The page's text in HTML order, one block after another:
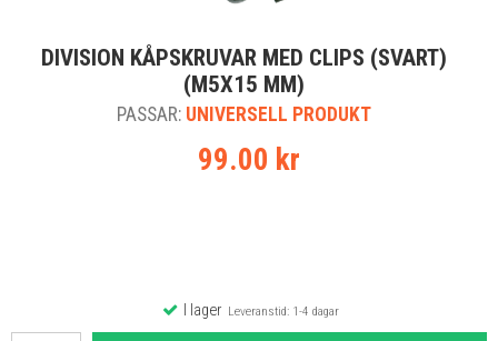
När du valt kommer butiken visa delar för vald moped
och universella produkter.
DIVISION KÅPSKRUVAR MED CLIPS (SVART)
(M5X15 MM)
PASSAR: UNIVERSELL PRODUKT
99.00 kr
I lagerLeveranstid: 1-4 dagar